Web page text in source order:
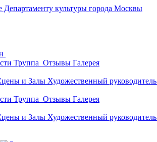
культуры города Москвы
Труппа Отзывы Галерея
и Залы Художественный руководитель
Труппа Отзывы Галерея
и Залы Художественный руководитель